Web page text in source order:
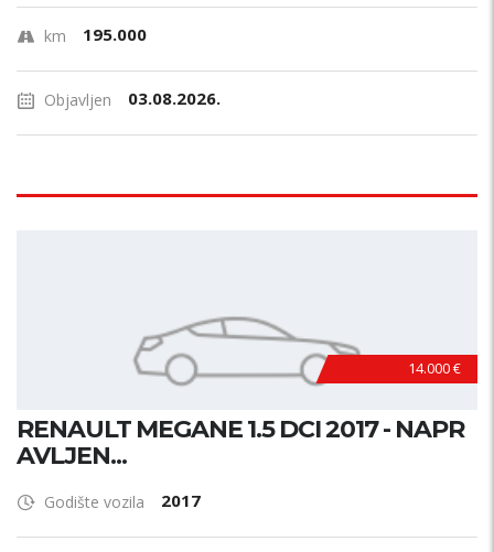
Stanje?
Vlasnik?
Boja?
km 195.000
Objavljen 03.08.2026.
14.000 €
RENAULT MEGANE 1.5 DCI 2017 - NAPR
AVLJEN...
Godište vozila 2017